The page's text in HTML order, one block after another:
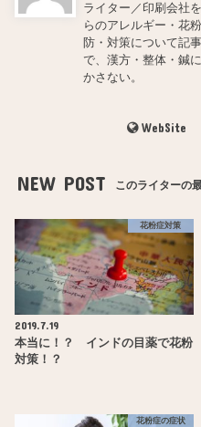
ライター／印刷会社
らのアレルギー・花
防・対策について記
で、漢方・整体・鍼
かさない。
WebSite
NEW POST このライターの
花粉症対策
2019.7.19
本当に！？ インドの目薬で花粉
対策！？
花粉症の症状